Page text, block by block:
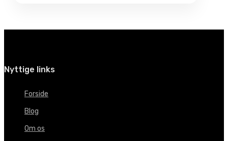
Nyttige links
Forside
Blog
Om os